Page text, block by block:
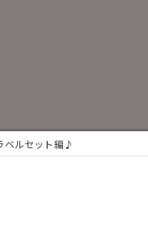
ベルセット編♪